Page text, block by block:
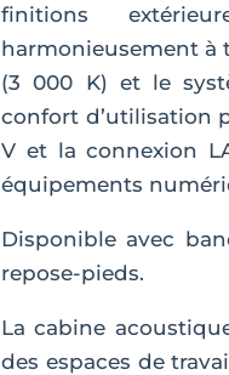
finitions
harmonieusement à
(3 000 K) et le
confort d’utilisation
V et la connexion
équipements
Disponible avec
repose-pieds.
La cabine
des espaces de